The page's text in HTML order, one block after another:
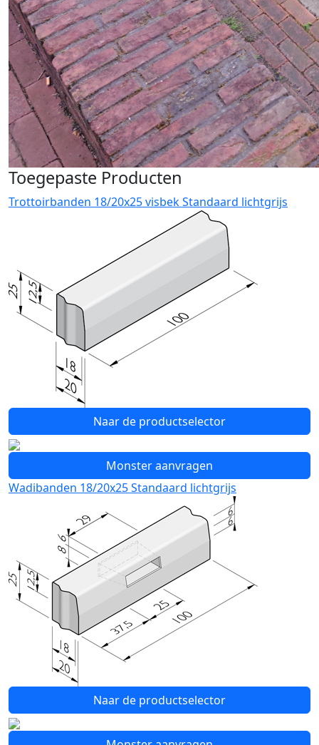
Toegepaste Producten
Trottoirbanden 18/20x25 visbek Standaard lichtgrijs
Naar de productselector
Monster aanvragen
Wadibanden 18/20x25 Standaard lichtgrijs
Naar de productselector